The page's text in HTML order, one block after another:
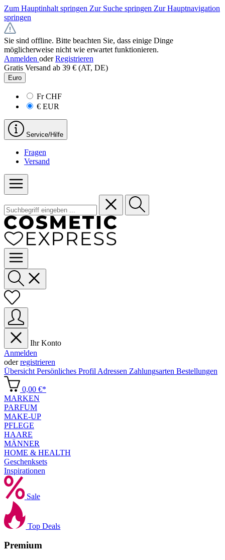
Zum Hauptinhalt springen Zur Suche springen Zur Hauptnavigation
springen
Sie sind offline. Bitte beachten Sie, dass einige Dinge
möglicherweise nicht wie erwartet funktionieren.
Anmelden oder Registrieren
Gratis Versand ab 39 € (AT, DE)
Euro
FrCHF
€ EUR
Service/Hilfe
Fragen
Versand
Ihr Konto
Anmelden
oderregistrieren
Übersicht Persönliches Profil Adressen Zahlungsarten Bestellungen
0,00 €*
MARKEN
PARFUM
MAKE-UP
PFLEGE
HAARE
MÄNNER
HOME & HEALTH
Geschenksets
Inspirationen
Sale
Top Deals
Premium